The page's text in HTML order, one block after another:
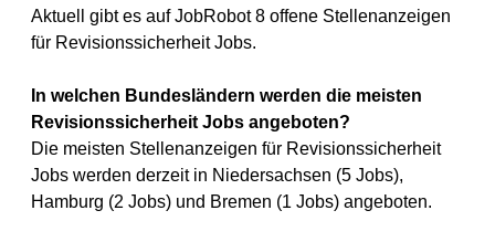
Aktuell gibt es auf JobRobot 8 offene Stellenanzeigen
für Revisionssicherheit Jobs.
In welchen Bundesländern werden die meisten
Revisionssicherheit Jobs angeboten?
Die meisten Stellenanzeigen für Revisionssicherheit
Jobs werden derzeit in Niedersachsen (5 Jobs),
Hamburg (2 Jobs) und Bremen (1 Jobs) angeboten.